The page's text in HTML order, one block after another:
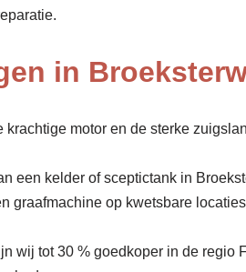
in
motor en de sterke
een kelder of sceptictank in
graafmachine op kwetsbare
wij tot 30 % goedkoper in de regio